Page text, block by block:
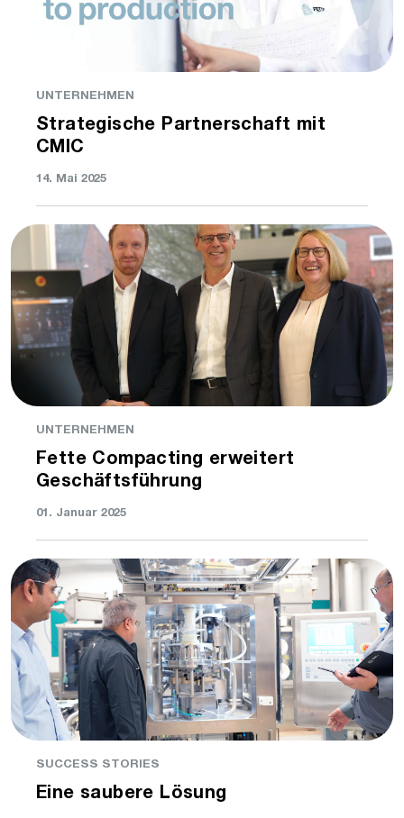
UNTERNEHMEN
Strategische Partnerschaft mit
CMIC
14. Mai 2025
UNTERNEHMEN
Fette Compacting erweitert
Geschäftsführung
01. Januar 2025
SUCCESS STORIES
Eine saubere Lösung